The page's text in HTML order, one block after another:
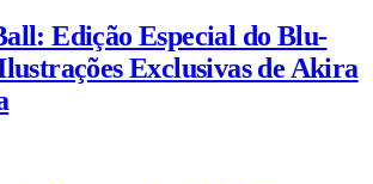
Edição Especial do Blu-
Exclusivas de Akira